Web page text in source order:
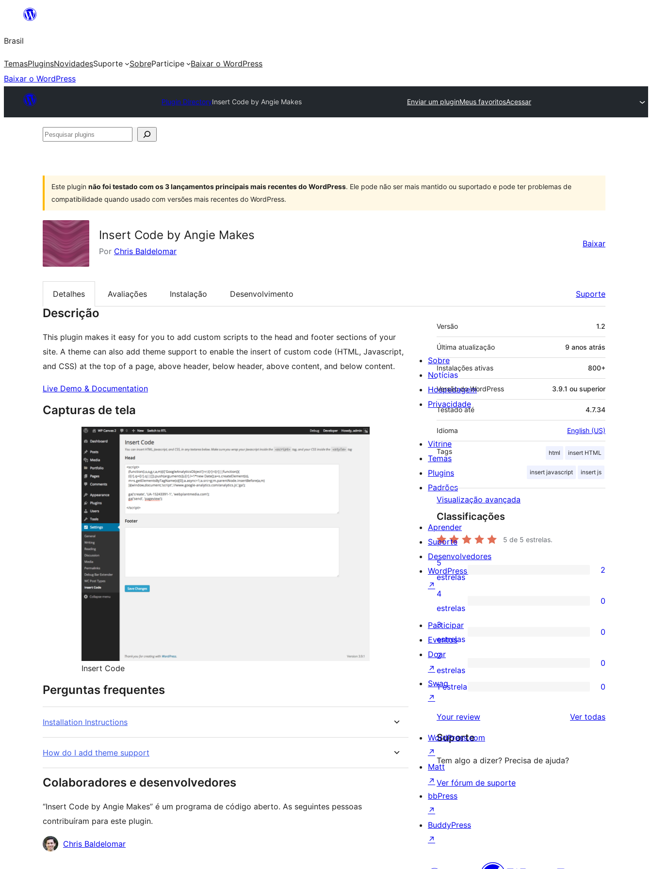
o
conteúdo
Brasil
TemasPluginsNovidadesSuporte SobreParticipe
Baixar o WordPress
Baixar o WordPress
Plugin DirectoryInsert Code by Angie Makes Enviar um pluginMeus favoritosAcessar
Pesquisar
Este plugin não foi testado com os 3 lançamentos principais mais recentes do WordPress. Ele pode não ser mais mantido ou suportado e pode ter problemas de
compatibilidade quando usado com versões mais recentes do WordPress.
Insert Code by Angie Makes
Por Chris Baldelomar
Baixar
Detalhes Avaliações Instalação Desenvolvimento Suporte
Descrição
This plugin makes it easy for you to add custom scripts to the head and footer sections of your
site. A theme can also add theme support to enable the insert of custom code (HTML, Javascript,
and CSS) at the top of a page, above header, below header, above content, and below content.
Live Demo & Documentation
Capturas de tela
Insert Code
Perguntas frequentes
Installation Instructions
How do I add theme support
Colaboradores e desenvolvedores
“Insert Code by Angie Makes” é um programa de código aberto. As seguintes pessoas
contribuíram para este plugin.
Colaboradores
Chris Baldelomar
Meta
Versão 1.2
Última atualização 9 anos atrás
Instalações ativas 800+
Versão do WordPress 3.9.1 ou superior
Testado até 4.7.34
Idioma English (US)
Tags html insert HTML
insert javascript insert js
Visualização avançada
Classificações
5 de 5 estrelas.
2
avaliações
com
5
estrelas
5
estrelas
2
0
avaliação
com
4
estrela
4
estrelas
0
0
avaliação
com
3
3
estrelas
0
0
avaliação
2
2
estrelas
0
com
1
1 estrela 0
Your review Ver todasavaliações
Suporte
Tem algo a dizer? Precisa de ajuda?
Ver fórum de suporte
Sobre
Notícias
Hospedagem
Privacidade
Vitrine
Temas
Plugins
Padrões
Aprender
Suporte
Desenvolvedores
WordPress.tv
↗
Participar
Eventos
Doar
↗
Swag
↗
WordPress.com
↗
Matt
↗
bbPress
↗
BuddyPress
↗